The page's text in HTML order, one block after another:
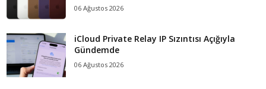
06 Ağustos 2026
iCloud Private Relay IP Sızıntısı Açığıyla
Gündemde
06 Ağustos 2026